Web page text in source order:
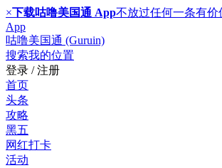
×下载咕噜美国通 App不放过任何一条有价
App
咕噜美国通 (Guruin)
搜索我的位置
登录 / 注册
首页
头条
攻略
黑五
网红打卡
活动